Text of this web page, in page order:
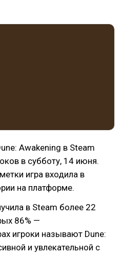
Awakening в Steam
в субботу, 14 июня.
игра входила в
на платформе.
в Steam более 22
86% —
игроки называют Dune:
и увлекательной с